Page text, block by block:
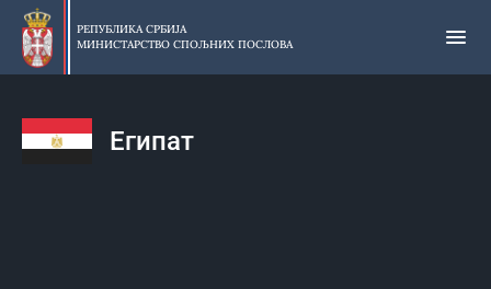
Прескочи
главни
део
РЕПУБЛИКА СРБИЈА
МИНИСТАРСТВО СПОЉНИХ ПОСЛОВА
Египат